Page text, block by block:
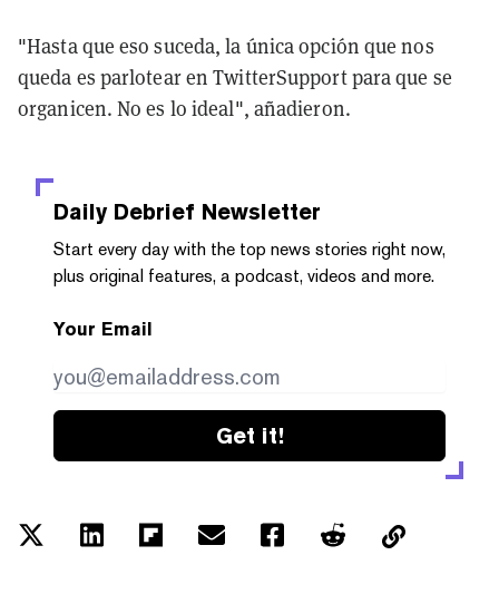
"Hasta que eso suceda, la única opción que nos
queda es parlotear en TwitterSupport para que se
organicen. No es lo ideal", añadieron.
Daily Debrief Newsletter
Start every day with the top news stories right now,
plus original features, a podcast, videos and more.
Your Email
Get it!